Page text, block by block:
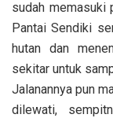
sudah memasuki
Pantai Sendiki
hutan dan
sekitar untuk
Jalanannya pun
dilewati,